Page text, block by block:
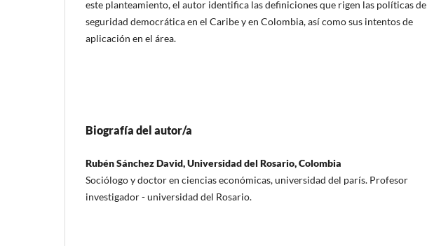
este planteamiento, el autor identifica las definiciones que rigen las políticas de
seguridad democrática en el Caribe y en Colombia, así como sus intentos de
aplicación en el área.
Biografía del autor/a
Rubén Sánchez David, Universidad del Rosario, Colombia
Sociólogo y doctor en ciencias económicas, universidad del parís. Profesor
investigador - universidad del Rosario.